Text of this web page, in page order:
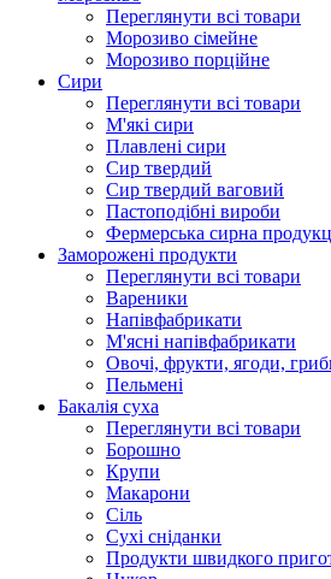
Переглянути всі товари
Морозиво сімейне
Морозиво порційне
Сири
Переглянути всі товари
М'які сири
Плавлені сири
Сир твердий
Сир твердий ваговий
Пастоподібні вироби
Фермерська сирна
Заморожені продукти
Переглянути всі товари
Вареники
Напівфабрикати
М'ясні напівфабрикати
Овочі, фрукти, ягоди,
Пельмені
Бакалія суха
Переглянути всі товари
Борошно
Крупи
Макарони
Сіль
Сухі сніданки
Продукти швидкого